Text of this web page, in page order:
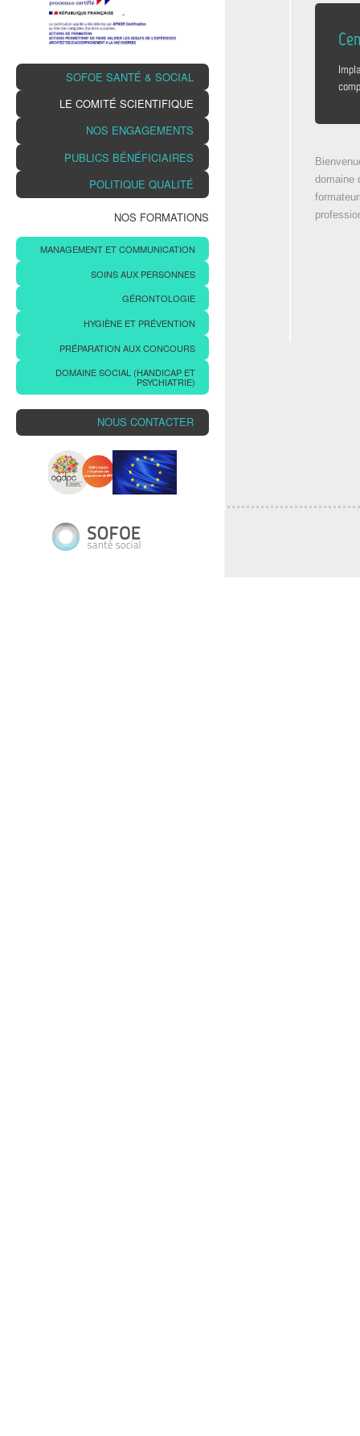
domaine
SOFOE SANTÉ & SOCIAL
LE COMITÉ SCIENTIFIQUE
NOS ENGAGEMENTS
PUBLICS BÉNÉFICIAIRES
POLITIQUE QUALITÉ
NOS FORMATIONS
MANAGEMENT ET COMMUNICATION
SOINS AUX PERSONNES
GÉRONTOLOGIE
HYGIÈNE ET PRÉVENTION
PRÉPARATION AUX CONCOURS
DOMAINE SOCIAL (HANDICAP ET
PSYCHIATRIE)
NOUS CONTACTER